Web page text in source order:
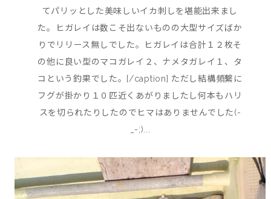
てパリッとした美味しいイカ刺しを堪能出来まし
た。ヒガレイは数こそ出ないものの大型サイズばか
りでリリース無しでした。ヒガレイは合計１２枚そ
の他に良い型のマコガレイ２、ナメタガレイ１、タ
コという釣果でした。[/caption] ただし結構頻繫に
フグが掛かり１０匹近くあがりましたし何本もハリ
スを切られたりしたのでヒマはありませんでした(-
_-;)...